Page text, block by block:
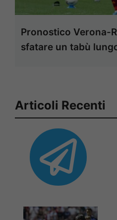
Pronostico Verona-
sfatare un tabù
Articoli Recenti